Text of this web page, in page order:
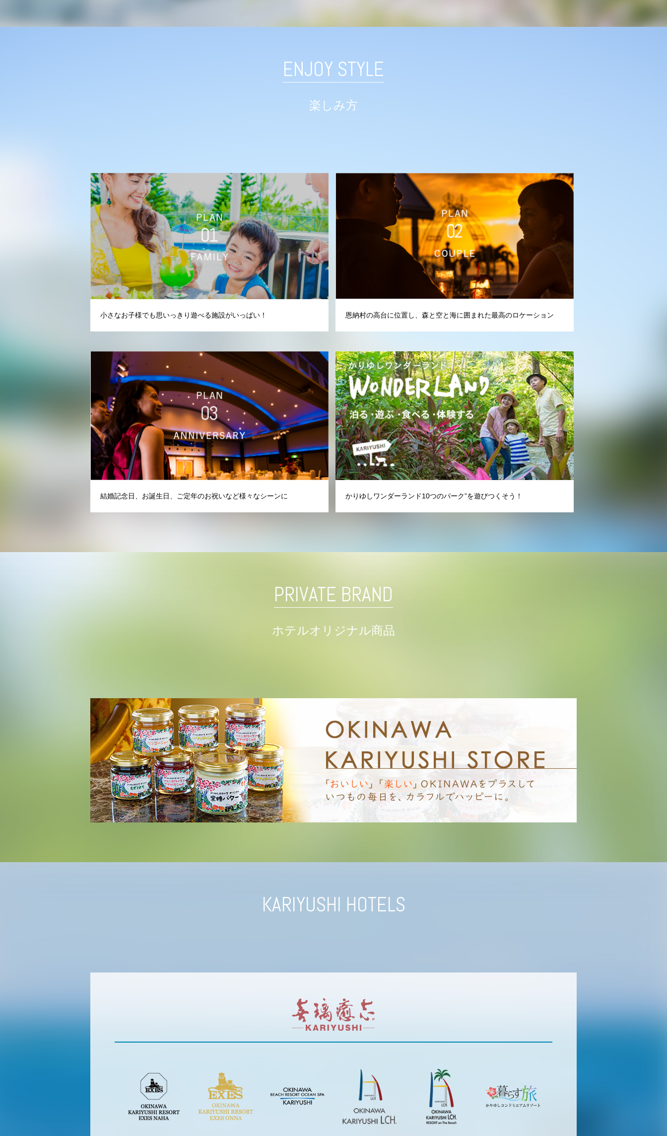
ENJOY STYLE
楽しみ方
小さなお子様でも思いっきり遊べる施設がいっぱい！ 恩納村の高台に位置し、森と空と海に囲まれた最高のロケーション
結婚記念日、お誕生日、ご定年のお祝いなど様々なシーンに かりゆしワンダーランド10つのパーク”を遊びつくそう！
PRIVATE BRAND
ホテルオリジナル商品
KARIYUSHI HOTELS